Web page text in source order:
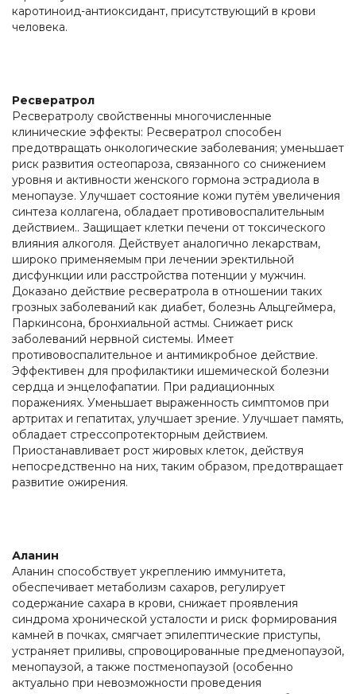
каротиноид-антиоксидант, присутствующий в крови
человека.
Ресвератрол
Ресвератролу свойственны многочисленные
клинические эффекты: Ресвератрол способен
предотвращать онкологические заболевания; уменьшает
риск развития остеопароза, связанного со снижением
уровня и активности женского гормона эстрадиола в
менопаузе. Улучшает состояние кожи путём увеличения
синтеза коллагена, обладает противовоспалительным
действием.. Защищает клетки печени от токсического
влияния алкоголя. Действует аналогично лекарствам,
широко применяемым при лечении эректильной
дисфункции или расстройства потенции у мужчин.
Доказано действие ресвератрола в отношении таких
грозных заболеваний как диабет, болезнь Альцгеймера,
Паркинсона, бронхиальной астмы. Снижает риск
заболеваний нервной системы. Имеет
противовоспалительное и антимикробное действие.
Эффективен для профилактики ишемической болезни
сердца и энцелофапатии. При радиационных
поражениях. Уменьшает выраженность симптомов при
артритах и гепатитах, улучшает зрение. Улучшает память,
обладает стрессопротекторным действием.
Приостанавливает рост жировых клеток, действуя
непосредственно на них, таким образом, предотвращает
развитие ожирения.
Аланин
Аланин способствует укреплению иммунитета,
обеспечивает метаболизм сахаров, регулирует
содержание сахара в крови, снижает проявления
синдрома хронической усталости и риск формирования
камней в почках, смягчает эпилептические приступы,
устраняет приливы, спровоцированные предменопаузой,
менопаузой, а также постменопаузой (особенно
актуально при невозможности проведения